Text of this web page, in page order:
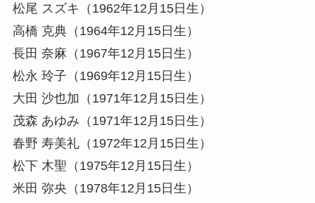
松尾 スズキ（1962年12月15日生）
高橋 克典（1964年12月15日生）
長田 奈麻（1967年12月15日生）
松永 玲子（1969年12月15日生）
大田 沙也加（1971年12月15日生）
茂森 あゆみ（1971年12月15日生）
春野 寿美礼（1972年12月15日生）
松下 木聖（1975年12月15日生）
米田 弥央（1978年12月15日生）